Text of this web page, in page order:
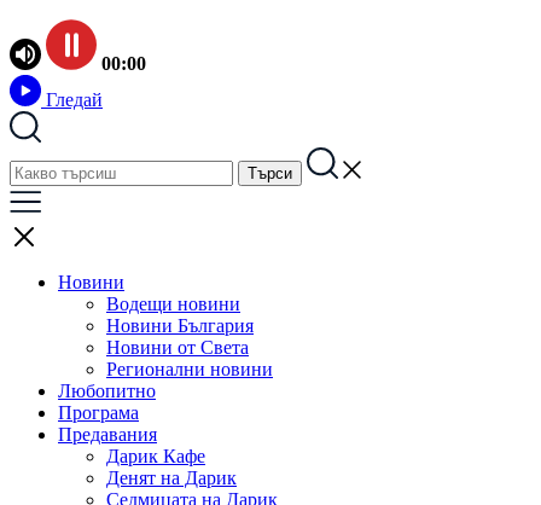
00:00
Гледай
Новини
Водещи новини
Новини България
Новини от Света
Регионални новини
Любопитно
Програма
Предавания
Дарик Кафе
Денят на Дарик
Седмицата на Дарик